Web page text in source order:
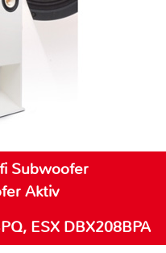
Subwoofer
Aktiv
ESX DBX208BPA